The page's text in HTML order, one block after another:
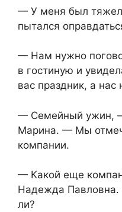
— У меня был
пытался
— Нам нужно
в гостиную и
вас праздник, а нас
— Семейный ужин,
Марина. — Мы
компании.
— Какой еще
Надежда
ли?